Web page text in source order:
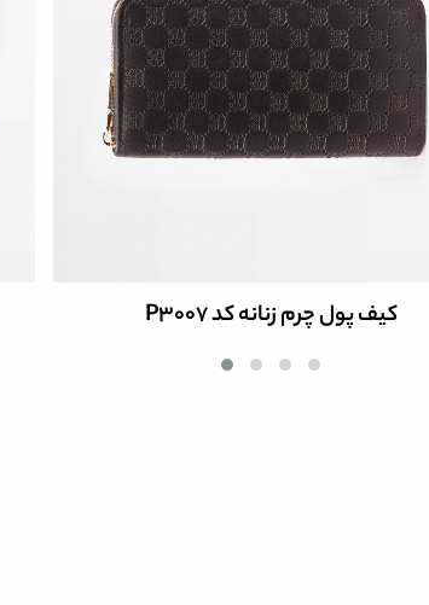
کیف پول چرم زنانه کد P3007